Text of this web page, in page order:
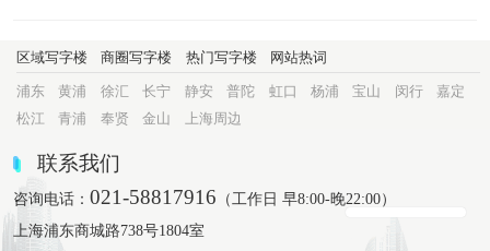
区域写字楼 商圈写字楼 热门写字楼 网站热词
浦东 黄浦 徐汇 长宁 静安 普陀 虹口 杨浦 宝山 闵行
嘉定
松江
青浦 奉贤 金山 上海周边
联系我们
咨询电话：021-58817916 （工作日 早8:00-晚22:00）
上海浦东商城路738号1804室